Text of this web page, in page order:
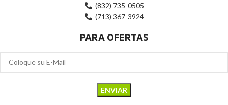
(832) 735-0505
(713) 367-3924
PARA OFERTAS